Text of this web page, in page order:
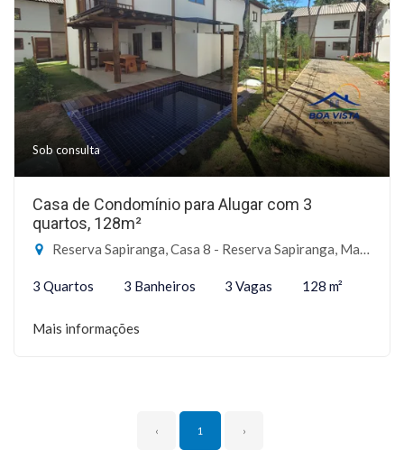
Sob consulta
Casa de Condomínio para Alugar com 3
quartos, 128m²
Reserva Sapiranga, Casa 8 - Reserva Sapiranga, Mata de São João-BA
3 Quartos 3 Banheiros 3 Vagas 128 m²
Mais informações
‹ 1 ›